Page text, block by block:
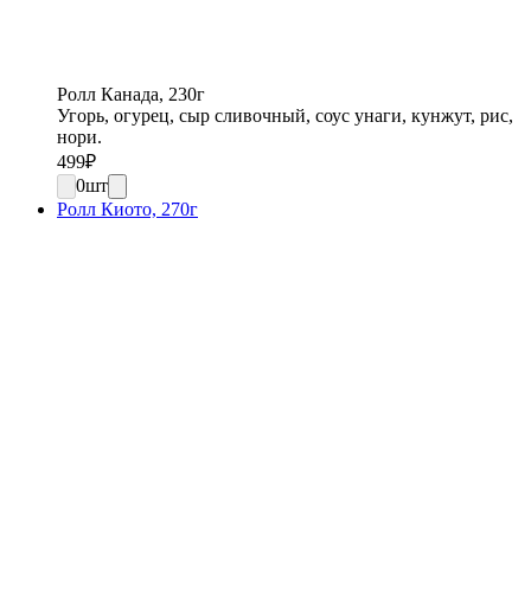
Ролл Канада, 230г
Угорь, огурец, сыр сливочный, соус унаги, кунжут, рис,
нори.
499₽
0шт
Ролл Киото, 270г